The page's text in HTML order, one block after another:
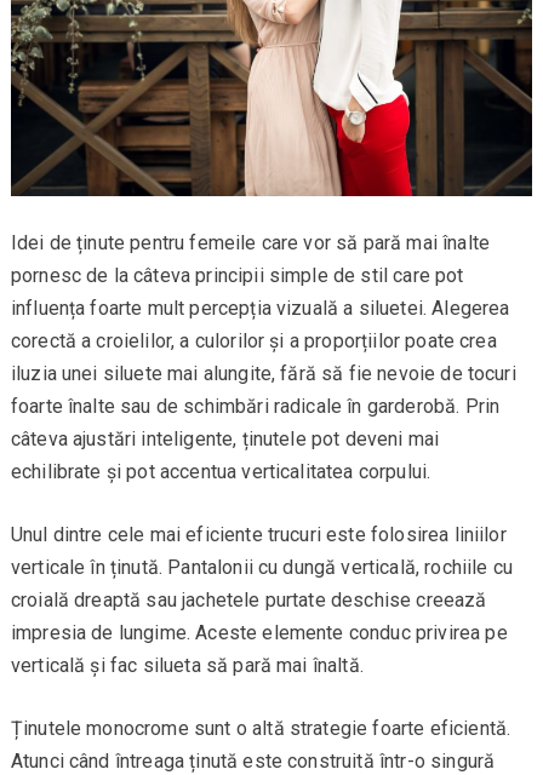
Idei de ținute pentru femeile care vor să pară mai înalte
pornesc de la câteva principii simple de stil care pot
influența foarte mult percepția vizuală a siluetei. Alegerea
corectă a croielilor, a culorilor și a proporțiilor poate crea
iluzia unei siluete mai alungite, fără să fie nevoie de tocuri
foarte înalte sau de schimbări radicale în garderobă. Prin
câteva ajustări inteligente, ținutele pot deveni mai
echilibrate și pot accentua verticalitatea corpului.
Unul dintre cele mai eficiente trucuri este folosirea liniilor
verticale în ținută. Pantalonii cu dungă verticală, rochiile cu
croială dreaptă sau jachetele purtate deschise creează
impresia de lungime. Aceste elemente conduc privirea pe
verticală și fac silueta să pară mai înaltă.
Ținutele monocrome sunt o altă strategie foarte eficientă.
Atunci când întreaga ținută este construită într-o singură